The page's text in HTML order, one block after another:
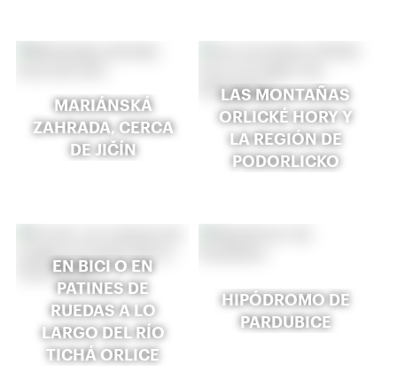
MARIÁNSKÁ
ZAHRADA, CERCA
DE JIČÍN
LAS MONTAÑAS
ORLICKÉ HORY Y
LA REGIÓN DE
PODORLICKO
EN BICI O EN
PATINES DE
RUEDAS A LO
LARGO DEL RÍO
TICHÁ ORLICE
HIPÓDROMO DE
PARDUBICE